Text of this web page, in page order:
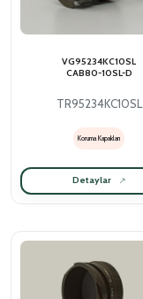
VG95234KC10SL
CAB80-10SL-D
TR95234KC10SL
Koruma Kapakları
Detaylar